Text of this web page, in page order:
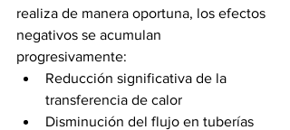
realiza de manera oportuna, los efectos
negativos se acumulan
progresivamente:
Reducción significativa de la
transferencia de calor
Disminución del flujo en tuberías